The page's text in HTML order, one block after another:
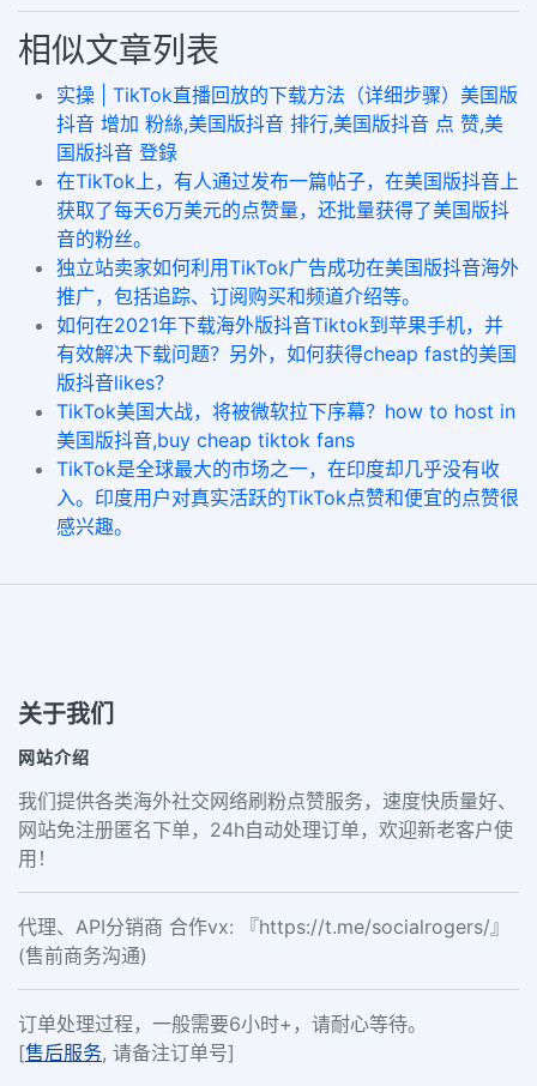
相似文章列表
实操 | TikTok直播回放的下载方法（详细步骤）美国版
抖音 增加 粉絲,美国版抖音 排行,美国版抖音 点 赞,美
国版抖音 登錄
在TikTok上，有人通过发布一篇帖子，在美国版抖音上
获取了每天6万美元的点赞量，还批量获得了美国版抖
音的粉丝。
独立站卖家如何利用TikTok广告成功在美国版抖音海外
推广，包括追踪、订阅购买和频道介绍等。
如何在2021年下载海外版抖音Tiktok到苹果手机，并
有效解决下载问题？另外，如何获得cheap fast的美国
版抖音likes？
TikTok美国大战，将被微软拉下序幕？how to host in
美国版抖音,buy cheap tiktok fans
TikTok是全球最大的市场之一，在印度却几乎没有收
入。印度用户对真实活跃的TikTok点赞和便宜的点赞很
感兴趣。
关于我们
网站介绍
我们提供各类海外社交网络刷粉点赞服务，速度快质量好、
网站免注册匿名下单，24h自动处理订单，欢迎新老客户使
用！
代理、API分销商 合作vx: 『https://t.me/socialrogers/』
(售前商务沟通)
订单处理过程，一般需要6小时+，请耐心等待。
[售后服务, 请备注订单号]